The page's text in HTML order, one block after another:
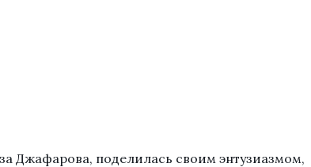
Джафарова, поделилась своим энтузиазмом,